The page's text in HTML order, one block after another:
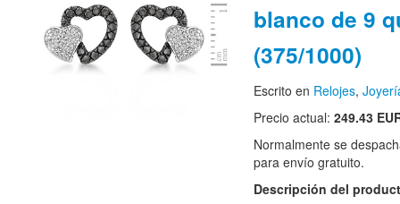
blanco de 9
(375/1000)
Escrito en Relojes,
Precio actual: 249.43
Normalmente se
para envío gratuito.
Descripción del